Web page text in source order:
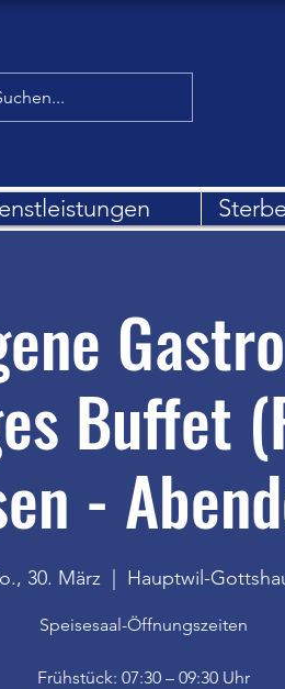
Buffet
-
30. März
  |
Hauptwil-
Speisesaal-Öffnungszeiten
Frühstück: 07:30 – 09:30 Uhr